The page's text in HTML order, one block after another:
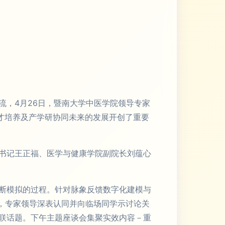
，4月26日，暨南大学中医学院领导专家
培养及产学研协同未来的发展开创了重要
记王正福、医学与健康学院副院长刘蕴心
模拟的过程。针对脉象反馈数字化建模与
家领导深表认同并向临场同学示讨论关
话题。下午主题座谈会集聚实效内容－重